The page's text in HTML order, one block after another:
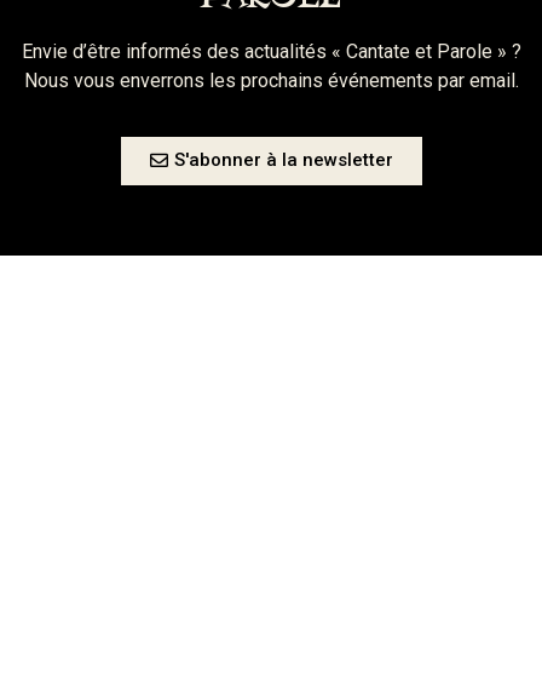
Envie d’être informés des actualités « Cantate et Parole » ?
Nous vous enverrons les prochains événements par email.
S'abonner à la newsletter